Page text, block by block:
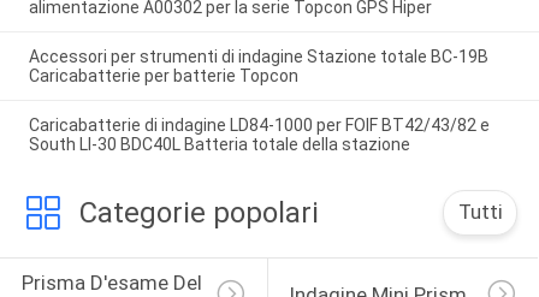
alimentazione A00302 per la serie Topcon GPS Hiper
Accessori per strumenti di indagine Stazione totale BC-19B
Caricabatterie per batterie Topcon
Caricabatterie di indagine LD84-1000 per FOIF BT42/43/82 e
South LI-30 BDC40L Batteria totale della stazione
Categorie popolari Tutti
Prisma D'esame Del